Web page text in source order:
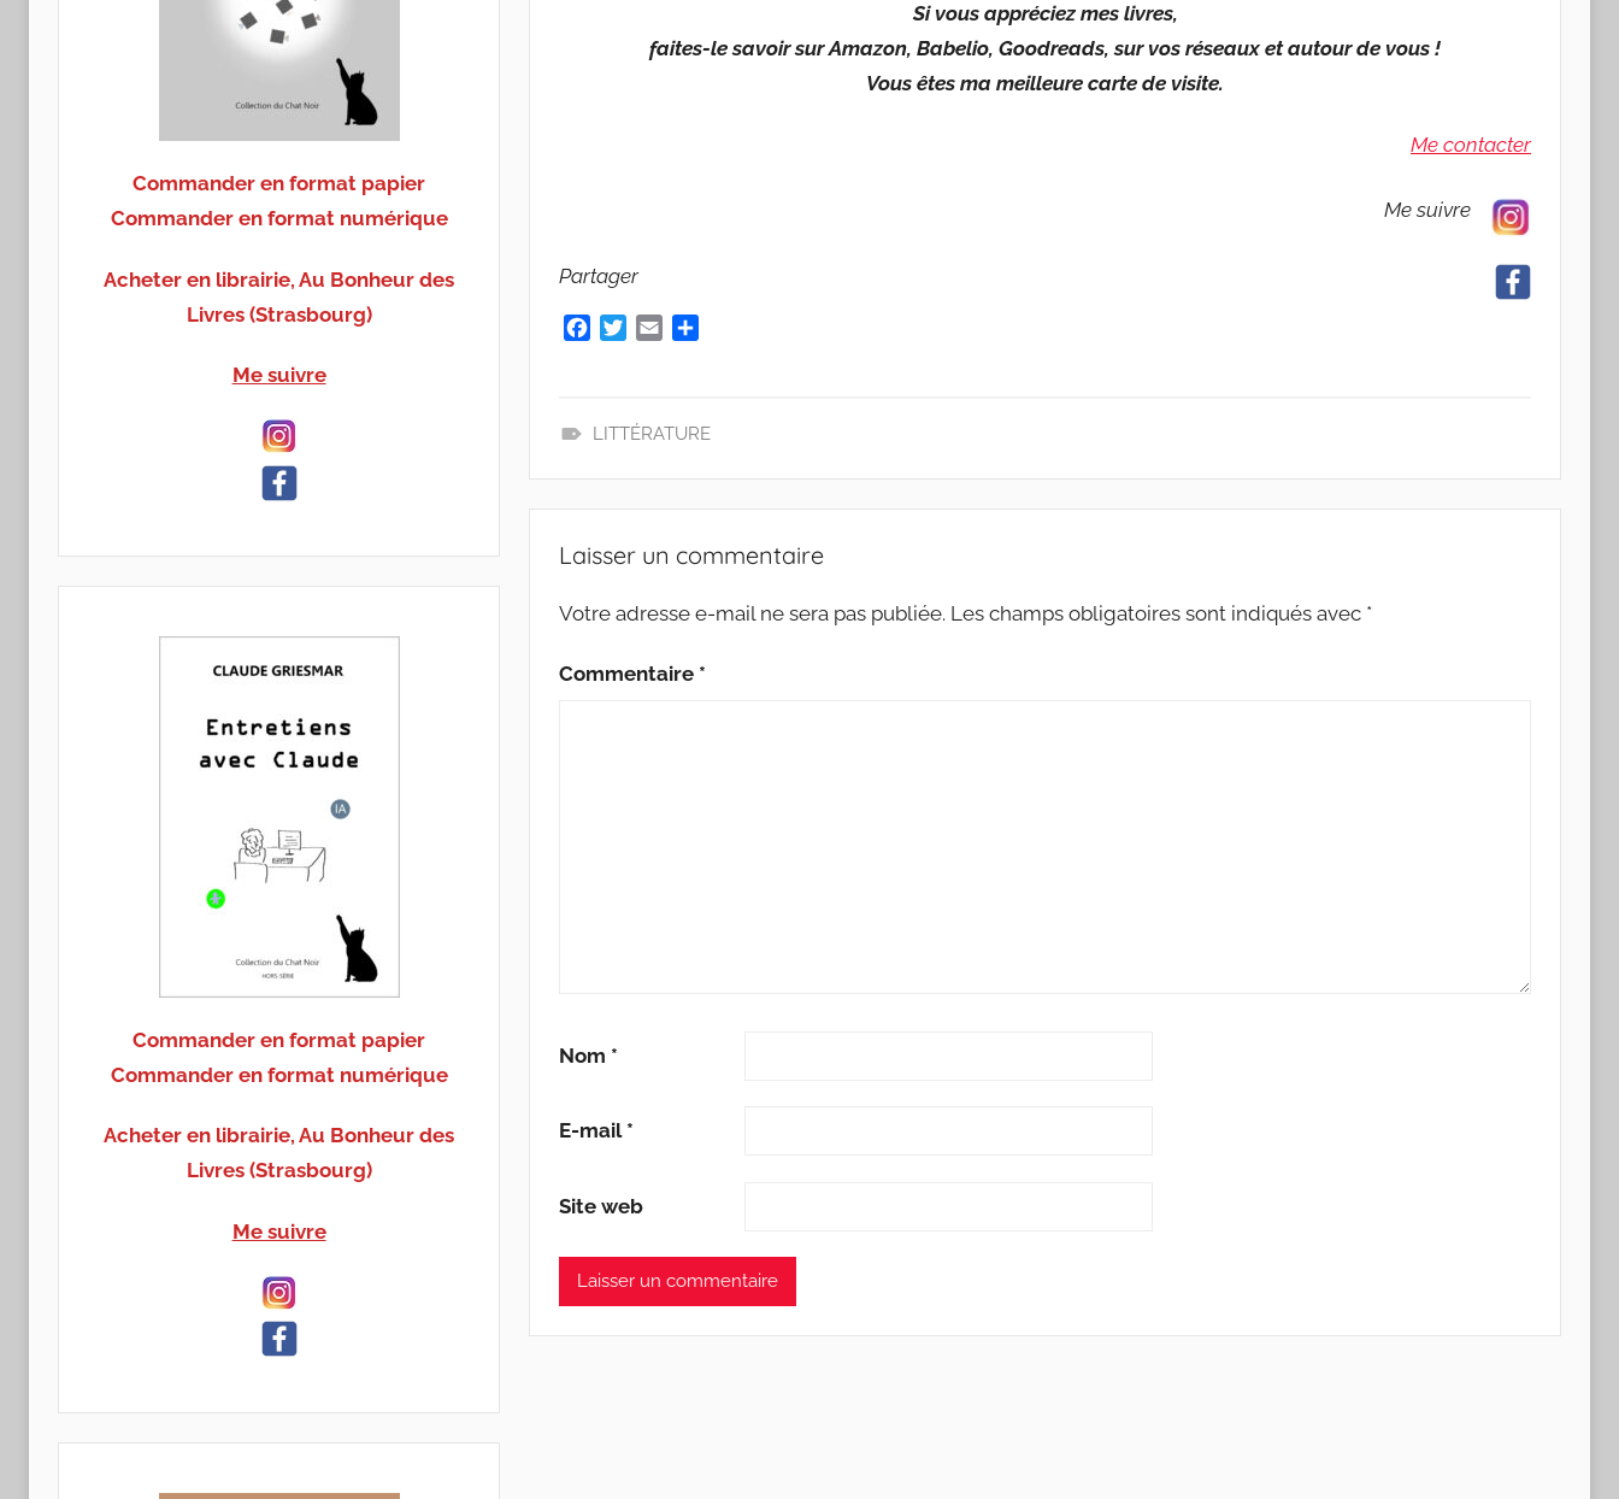
Si vous appréciez mes livres,
faites-le savoir sur Amazon, Babelio, Goodreads, sur vos réseaux et autour de vous !
Vous êtes ma meilleure carte de visite.
Me contacter
Me suivre
Partager
b
k
t
l
a
r
T
R
LITTÉRATURE
Laisser un commentaire
Votre adresse e-mail ne sera pas publiée. Les champs obligatoires sont indiqués avec *
Commentaire *
Nom *
E-mail *
Site web
Commander en format papier
Commander en format numérique
Acheter en librairie, Au Bonheur des
Livres (Strasbourg)
Me suivre
Commander en format papier
Commander en format numérique
Acheter en librairie, Au Bonheur des
Livres (Strasbourg)
Me suivre